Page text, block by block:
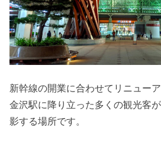
新幹線の開業に合わせてリニュー
金沢駅に降り立った多くの観光客
影する場所です。